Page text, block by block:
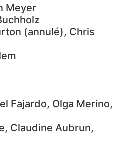
Meyer
(annulé), Chris
Fajardo, Olga Merino,
Claudine Aubrun,